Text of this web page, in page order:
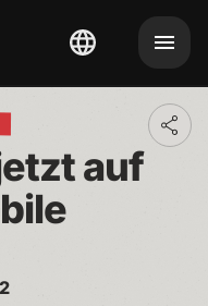
auf